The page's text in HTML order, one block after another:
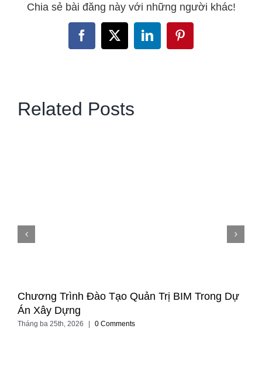
Chia sẻ bài đăng này với những người khác!
Facebook
X LinkedInPinterest
Related Posts
Chương Trình Đào Tạo Quản Trị BIM Trong Dự
Án Xây Dựng
Tháng ba 25th, 2026 0 Comments